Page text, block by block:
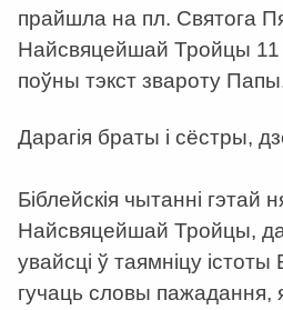
прайшла на пл. Святога
Найсвяцейшай Тройцы 11
поўны тэкст звароту
Дарагія браты і сёстры,
Біблейскія чытанні гэтай
Найсвяцейшай Тройцы,
увайсці ў таямніцу істоты
гучаць словы пажадання,